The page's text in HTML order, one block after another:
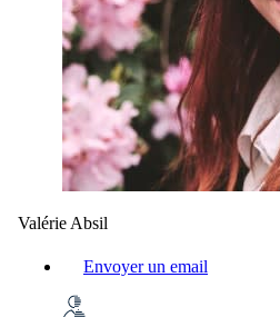
Valérie Absil
Envoyer un email